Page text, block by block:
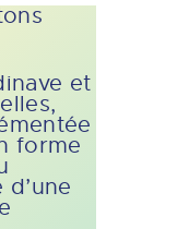
et
forme